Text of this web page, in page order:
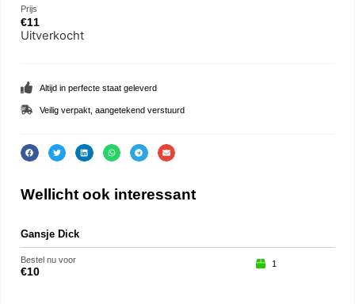
Prijs
€11
Uitverkocht
Altijd in perfecte staat geleverd
Veilig verpakt, aangetekend verstuurd
Wellicht ook interessant
Gansje Dick
Bestel nu voor
€10
1